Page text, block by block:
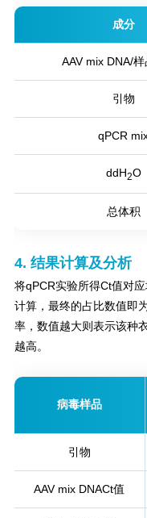
成分
AAV mix DNA/
引物
qPCR
ddH2O
总体积
4. 结果计算及分析
将qPCR实验所得Ct值对
计算，最终的占比数值即
率，数值越大则表示该种
越高。
病毒样品
引物
AAV mix DNACt值